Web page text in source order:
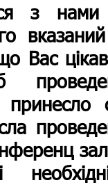
з
Вас
принесло